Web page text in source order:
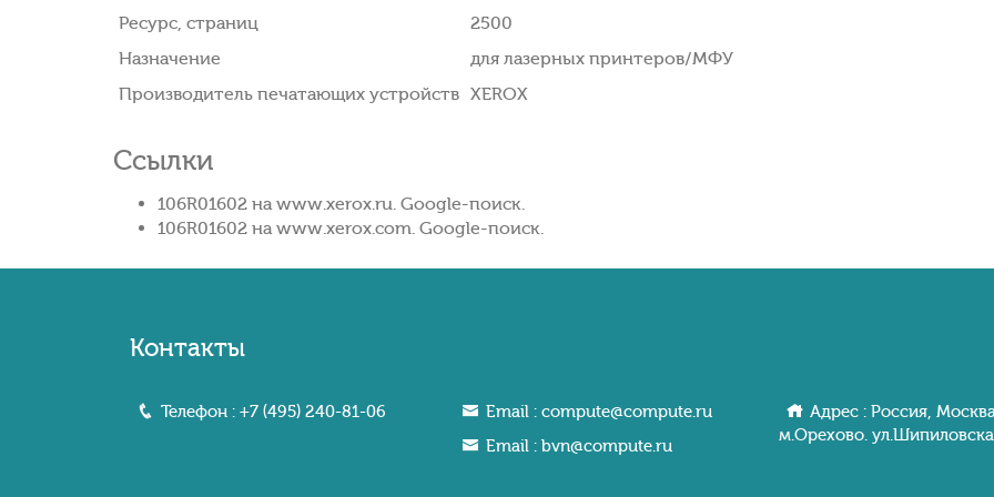
Ресурс, страниц
2500
Назначение
для лазерных принтеров/МФУ
Производитель печатающих устройств XEROX
Ссылки
106R01602 на www.xerox.ru. Google-поиск.
106R01602 на www.xerox.com. Google-поиск.
Контакты
Телефон : +7 (495) 240-81-06 Email : compute@compute.ru
Email : bvn@compute.ru
Адрес : Россия,
м.Орехово.